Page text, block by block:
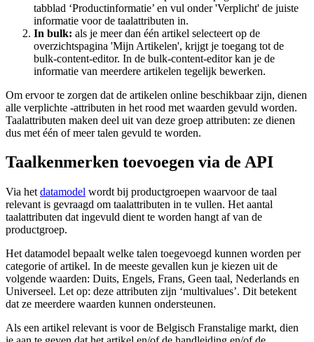
tabblad ‘Productinformatie’ en vul onder 'Verplicht' de juiste
informatie voor de taalattributen in.
In bulk: als je meer dan één artikel selecteert op de
overzichtspagina 'Mijn Artikelen', krijgt je toegang tot de
bulk-content-editor. In de bulk-content-editor kan je de
informatie van meerdere artikelen tegelijk bewerken.
Om ervoor te zorgen dat de artikelen online beschikbaar zijn, dienen
alle verplichte -attributen in het rood met waarden gevuld worden.
Taalattributen maken deel uit van deze groep attributen: ze dienen
dus met één of meer talen gevuld te worden.
Taalkenmerken toevoegen via de API
Via het datamodel wordt bij productgroepen waarvoor de taal
relevant is gevraagd om taalattributen in te vullen. Het aantal
taalattributen dat ingevuld dient te worden hangt af van de
productgroep.
Het datamodel bepaalt welke talen toegevoegd kunnen worden per
categorie of artikel. In de meeste gevallen kun je kiezen uit de
volgende waarden: Duits, Engels, Frans, Geen taal, Nederlands en
Universeel. Let op: deze attributen zijn ‘multivalues’. Dit betekent
dat ze meerdere waarden kunnen ondersteunen.
Als een artikel relevant is voor de Belgisch Franstalige markt, dien